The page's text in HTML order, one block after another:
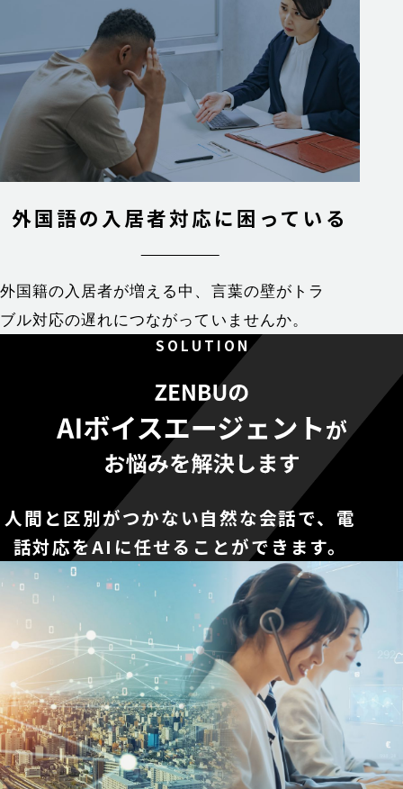
外国語の入居者対応に困っている
外国籍の入居者が増える中、言葉の壁がトラ
ブル対応の遅れにつながっていませんか。
S O L U T I O N
人間と区別がつかない自然な会話で、電
話対応をAIに任せることができます。